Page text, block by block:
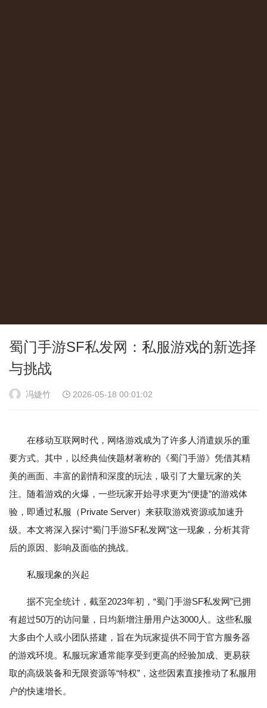
蜀门手游SF私发网：私服游戏的新选择
与挑战
冯婕竹 2026-05-18 00:01:02
在移动互联网时代，网络游戏成为了许多人消遣娱乐的重
要方式。其中，以经典仙侠题材著称的《蜀门手游》凭借其精
美的画面、丰富的剧情和深度的玩法，吸引了大量玩家的关
注。随着游戏的火爆，一些玩家开始寻求更为“便捷”的游戏体
验，即通过私服（Private Server）来获取游戏资源或加速升
级。本文将深入探讨“蜀门手游SF私发网”这一现象，分析其背
后的原因、影响及面临的挑战。
私服现象的兴起
据不完全统计，截至2023年初，“蜀门手游SF私发网”已拥
有超过50万的访问量，日均新增注册用户达3000人。这些私服
大多由个人或小团队搭建，旨在为玩家提供不同于官方服务器
的游戏环境。私服玩家通常能享受到更高的经验加成、更易获
取的高级装备和无限资源等“特权”，这些因素直接推动了私服用
户的快速增长。